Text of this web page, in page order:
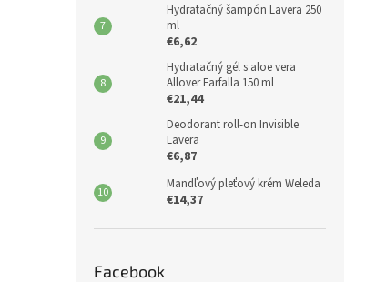
Hydratačný šampón Lavera 250
ml
€6,62
Hydratačný gél s aloe vera
Allover Farfalla 150 ml
€21,44
Deodorant roll-on Invisible
Lavera
€6,87
Mandľový pleťový krém Weleda
€14,37
Facebook